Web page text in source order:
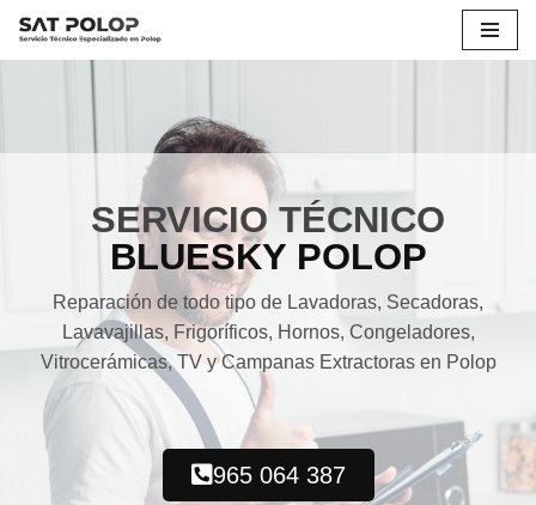
Saltar
SERVICIO TÉCNICO
BLUESKY POLOP
Reparación de todo tipo de Lavadoras, Secadoras,
Lavavajillas, Frigoríficos, Hornos, Congeladores,
Vitrocerámicas, TV y Campanas Extractoras en Polop
965 064 387